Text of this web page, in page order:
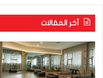
آخر المقالات